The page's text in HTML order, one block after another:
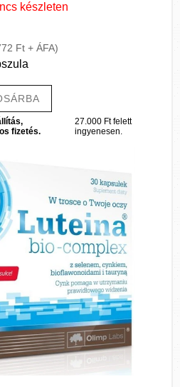
készleten
Ft + ÁFA)
fizetés.
27.000 Ft felett
ingyenesen.